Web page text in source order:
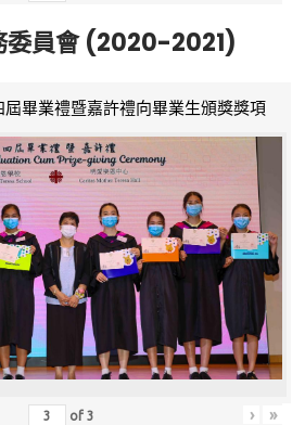
委員會 (2020-2021)
屆畢業禮暨嘉許禮向畢業生頒獎獎項
of3 › »